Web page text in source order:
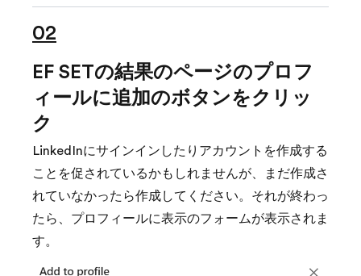
02
EF SETの結果のページのプロフ
ィールに追加のボタンをクリッ
ク
LinkedInにサインインしたりアカウントを作成する
ことを促されているかもしれませんが、まだ作成さ
れていなかったら作成してください。それが終わっ
たら、プロフィールに表示のフォームが表示されま
す。